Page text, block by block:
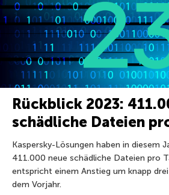
Rückblick 2023:
schädliche Dateien
Kaspersky-Lösungen haben in diesem
411.000 neue schädliche Dateien pro
entspricht einem Anstieg um knapp
dem Vorjahr.